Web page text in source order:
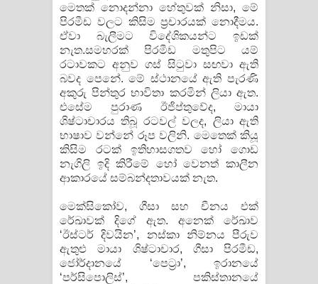
මෙතක් නොදන්නා හේතුවක් නිසා, මේ
පිරමීඩ වලට කිසිම ප්‍රචාරයක් නොදීමය.
ඒවා බැලීමට විදේශිකයන්ට ඉඩක්
නැත.සමහරක් පිරමීඩ මතුපිට යම්
රටාවකට අනුව ගස් සිටුවා සඟවා ඇති
බවද පෙනේ. මේ ස්ථානයේ ඇති පැරණි
අකුරු පින්තුර භාවිතා කරමින් ලියා ඇත.
එසේම පුරාණ ඊජිප්තුවේද, මායා
ශිෂ්ටාචාරය තිබූ රටවල් වලද, ලියා ඇති
භාෂාව වන්නේ රූප වලිනි. මෙතෙක් කියූ
කිසිම රටක් ඉතිහාසගතව හෝ ගොඩ
නැගිලි ඉදි කිරීමේ හෝ වෙනත් කාලීන
ආකාරයේ සම්බන්දතාවයක් නැත.
මෙක්සිකෝව, ගීසා සහ චීනය එක්
රේඛාවක් දිගේ ඇත. අනෙක් රේඛාව
‘ඊස්ටර් දිවයින’, නස්කා නිම්නය පීරුව
ඇතුළු මායා ශිෂ්ටාචාර, ගීසා පිරමීඩ,
ජෝර්දානයේ ‘පෙට්‍රා’, ඉරානයේ
‘පර්සිපොලිස්’, පකිස්තානයේ